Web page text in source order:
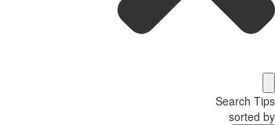
Search Tips
sorted by